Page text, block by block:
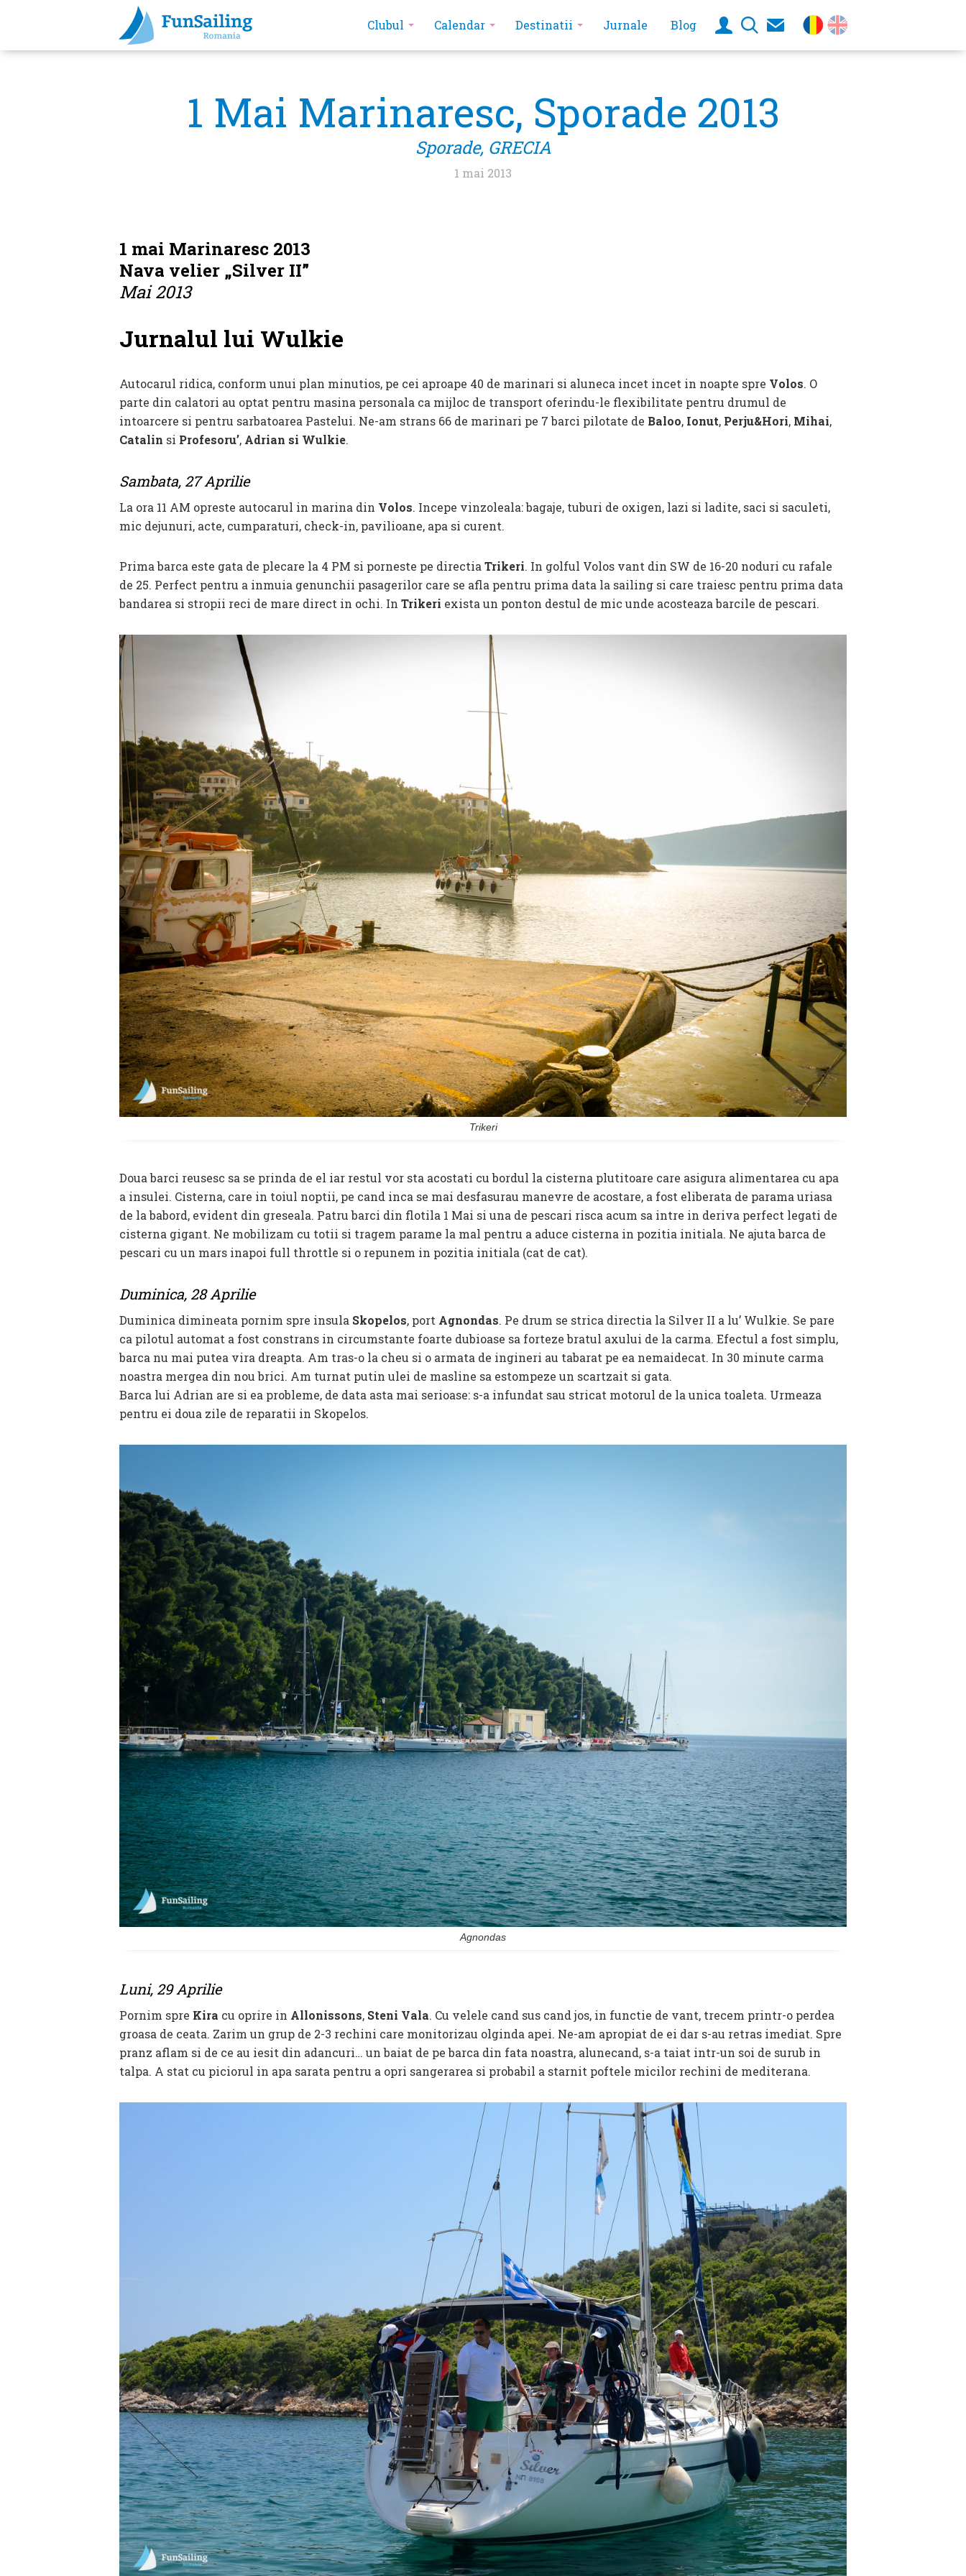
Clubul Calendar Destinatii Jurnale Blog
1 Mai Marinaresc, Sporade 2013
Sporade, GRECIA
1 mai 2013
1 mai Marinaresc 2013
Nava velier „Silver II”
Mai 2013
Jurnalul lui Wulkie
Autocarul ridica, conform unui plan minutios, pe cei aproape 40 de marinari si aluneca incet incet in noapte spre Volos. O
parte din calatori au optat pentru masina personala ca mijloc de transport oferindu-le flexibilitate pentru drumul de
intoarcere si pentru sarbatoarea Pastelui. Ne-am strans 66 de marinari pe 7 barci pilotate de Baloo, Ionut, Perju&Hori, Mihai,
Catalin si Profesoru’, Adrian si Wulkie.
Sambata, 27 Aprilie
La ora 11 AM opreste autocarul in marina din Volos. Incepe vinzoleala: bagaje, tuburi de oxigen, lazi si ladite, saci si saculeti,
mic dejunuri, acte, cumparaturi, check-in, pavilioane, apa si curent.
Prima barca este gata de plecare la 4 PM si porneste pe directia Trikeri. In golful Volos vant din SW de 16-20 noduri cu rafale
de 25. Perfect pentru a inmuia genunchii pasagerilor care se afla pentru prima data la sailing si care traiesc pentru prima data
bandarea si stropii reci de mare direct in ochi. In Trikeri exista un ponton destul de mic unde acosteaza barcile de pescari.
Trikeri
Doua barci reusesc sa se prinda de el iar restul vor sta acostati cu bordul la cisterna plutitoare care asigura alimentarea cu apa
a insulei. Cisterna, care in toiul noptii, pe cand inca se mai desfasurau manevre de acostare, a fost eliberata de parama uriasa
de la babord, evident din greseala. Patru barci din flotila 1 Mai si una de pescari risca acum sa intre in deriva perfect legati de
cisterna gigant. Ne mobilizam cu totii si tragem parame la mal pentru a aduce cisterna in pozitia initiala. Ne ajuta barca de
pescari cu un mars inapoi full throttle si o repunem in pozitia initiala (cat de cat).
Duminica, 28 Aprilie
Duminica dimineata pornim spre insula Skopelos, port Agnondas. Pe drum se strica directia la Silver II a lu’ Wulkie. Se pare
ca pilotul automat a fost constrans in circumstante foarte dubioase sa forteze bratul axului de la carma. Efectul a fost simplu,
barca nu mai putea vira dreapta. Am tras-o la cheu si o armata de ingineri au tabarat pe ea nemaidecat. In 30 minute carma
noastra mergea din nou brici. Am turnat putin ulei de masline sa estompeze un scartzait si gata.
Barca lui Adrian are si ea probleme, de data asta mai serioase: s-a infundat sau stricat motorul de la unica toaleta. Urmeaza
pentru ei doua zile de reparatii in Skopelos.
Agnondas
Luni, 29 Aprilie
Pornim spre Kira cu oprire in Allonissons, Steni Vala. Cu velele cand sus cand jos, in functie de vant, trecem printr-o perdea
groasa de ceata. Zarim un grup de 2-3 rechini care monitorizau olginda apei. Ne-am apropiat de ei dar s-au retras imediat. Spre
pranz aflam si de ce au iesit din adancuri… un baiat de pe barca din fata noastra, alunecand, s-a taiat intr-un soi de surub in
talpa. A stat cu piciorul in apa sarata pentru a opri sangerarea si probabil a starnit poftele micilor rechini de mediterana.